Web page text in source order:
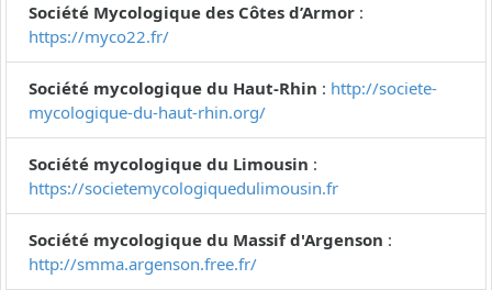
Société Mycologique des Côtes d’Armor :
https://myco22.fr/
Société mycologique du Haut-Rhin : http://societe-
mycologique-du-haut-rhin.org/
Société mycologique du Limousin :
https://societemycologiquedulimousin.fr
Société mycologique du Massif d'Argenson :
http://smma.argenson.free.fr/